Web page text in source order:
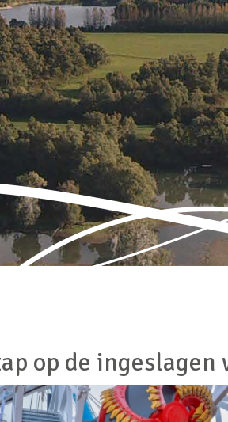
op de ingeslagen